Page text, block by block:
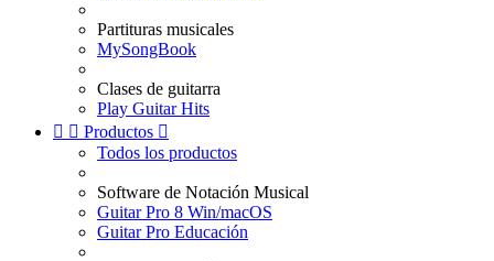
Partituras musicales
MySongBook
Clases de guitarra
Play Guitar Hits
  Productos 
Todos los productos
Software de Notación Musical
Guitar Pro 8 Win/macOS
Guitar Pro Educación